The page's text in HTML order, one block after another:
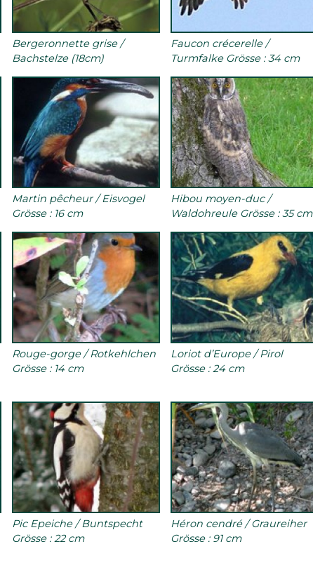
Bergeronnette grise /
Bachstelze (18cm)
Faucon crécerelle /
Turmfalke Grösse : 34 cm
Martin pêcheur / Eisvogel
Grösse : 16 cm
Hibou moyen-duc /
Waldohreule Grösse : 35 cm
Rouge-gorge / Rotkehlchen
Grösse : 14 cm
Loriot d’Europe / Pirol
Grösse : 24 cm
Pic Epeiche / Buntspecht
Grösse : 22 cm
Héron cendré / Graureiher
Grösse : 91 cm